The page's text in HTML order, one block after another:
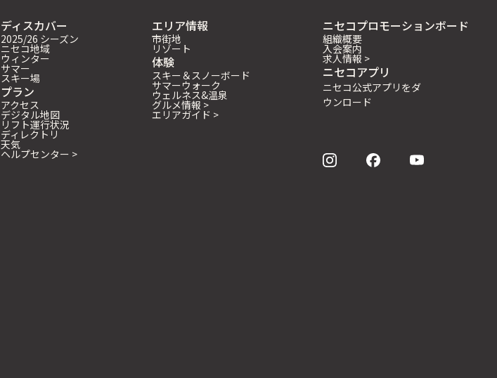
ディスカバー
2025/26 シーズン
ニセコ地域
ウィンター
サマー
スキー場
プラン
アクセス
デジタル地図
リフト運行状況
ディレクトリ
天気
ヘルプセンター >
エリア情報
市街地
リゾート
体験
スキー＆スノーボード
サマーウォーク
ウェルネス&温泉
グルメ情報 >
エリアガイド >
ニセコプロモーションボード
組織概要
入会案内
求人情報 >
ニセコアプリ
ニセコ公式アプリをダ
ウンロード